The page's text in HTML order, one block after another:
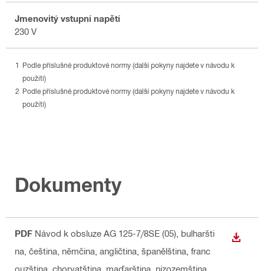
Jmenovitý vstupní napětí
230 V
Podle příslušné produktové normy (další pokyny najdete v návodu k
použití)
Podle příslušné produktové normy (další pokyny najdete v návodu k
použití)
Dokumenty
PDF Návod k obsluze AG 125-7/8SE (05) , bulharšti
na, čeština, němčina, angličtina, španělština, franc
ouzština, chorvatština, maďarština, nizozemština,